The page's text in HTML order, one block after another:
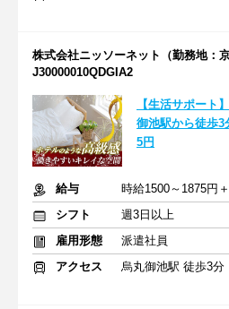
株式会社ニッソーネット（勤務地：
J30000010QDGIA2
【生活サポート
御池駅から徒歩
5円
給与
時給1500～1875円
シフト
週3日以上
雇用形態
派遣社員
アクセス
烏丸御池駅 徒歩3分